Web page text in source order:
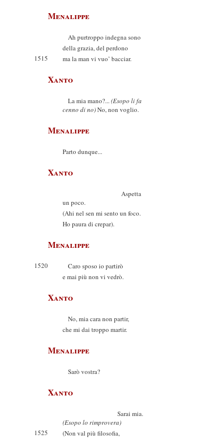
Menalippe
Ah purtroppo indegna sono
della grazia, del perdono
1515
ma la man vi vuo’ bacciar.
Xanto
La mia mano?...(Esopo li fa
cenno di no)No, non voglio.
Menalippe
Parto dunque...
Xanto
Aspetta
un poco.
(Ahi nel sen mi sento un foco.
Ho paura di crepar).
Menalippe
1520
Caro sposo io partirò
e mai più non vi vedrò.
Xanto
No, mia cara non partir,
che mi dai troppo martir.
Menalippe
Sarò vostra?
Xanto
Sarai mia.
(Esopo lo rimprovera)
1525
(Non val più filosofia,